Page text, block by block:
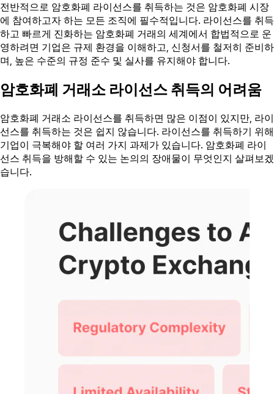
전반적으로 암호화폐 라이선스를 취득하는 것은 암호화폐 시장
에 참여하고자 하는 모든 조직에 필수적입니다. 라이선스를 취득
하고 빠르게 진화하는 암호화폐 거래의 세계에서 합법적으로 운
영하려면 기업은 규제 환경을 이해하고, 신청서를 철저히 준비하
며, 높은 수준의 규정 준수 및 실사를 유지해야 합니다.
암호화폐 거래소 라이선스 취득의 어려움
암호화폐 거래소 라이선스를 취득하면 많은 이점이 있지만, 라이
선스를 취득하는 것은 쉽지 않습니다. 라이선스를 취득하기 위해
기업이 극복해야 할 여러 가지 과제가 있습니다. 암호화폐 라이
선스 취득을 방해할 수 있는 논의의 장애물이 무엇인지 살펴보겠
습니다.